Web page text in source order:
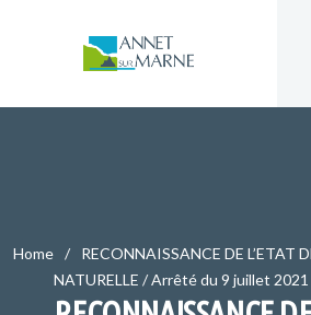
Home
RECONNAISSANCE DE L’ETAT
NATURELLE / Arrêté du 9 juillet 2021